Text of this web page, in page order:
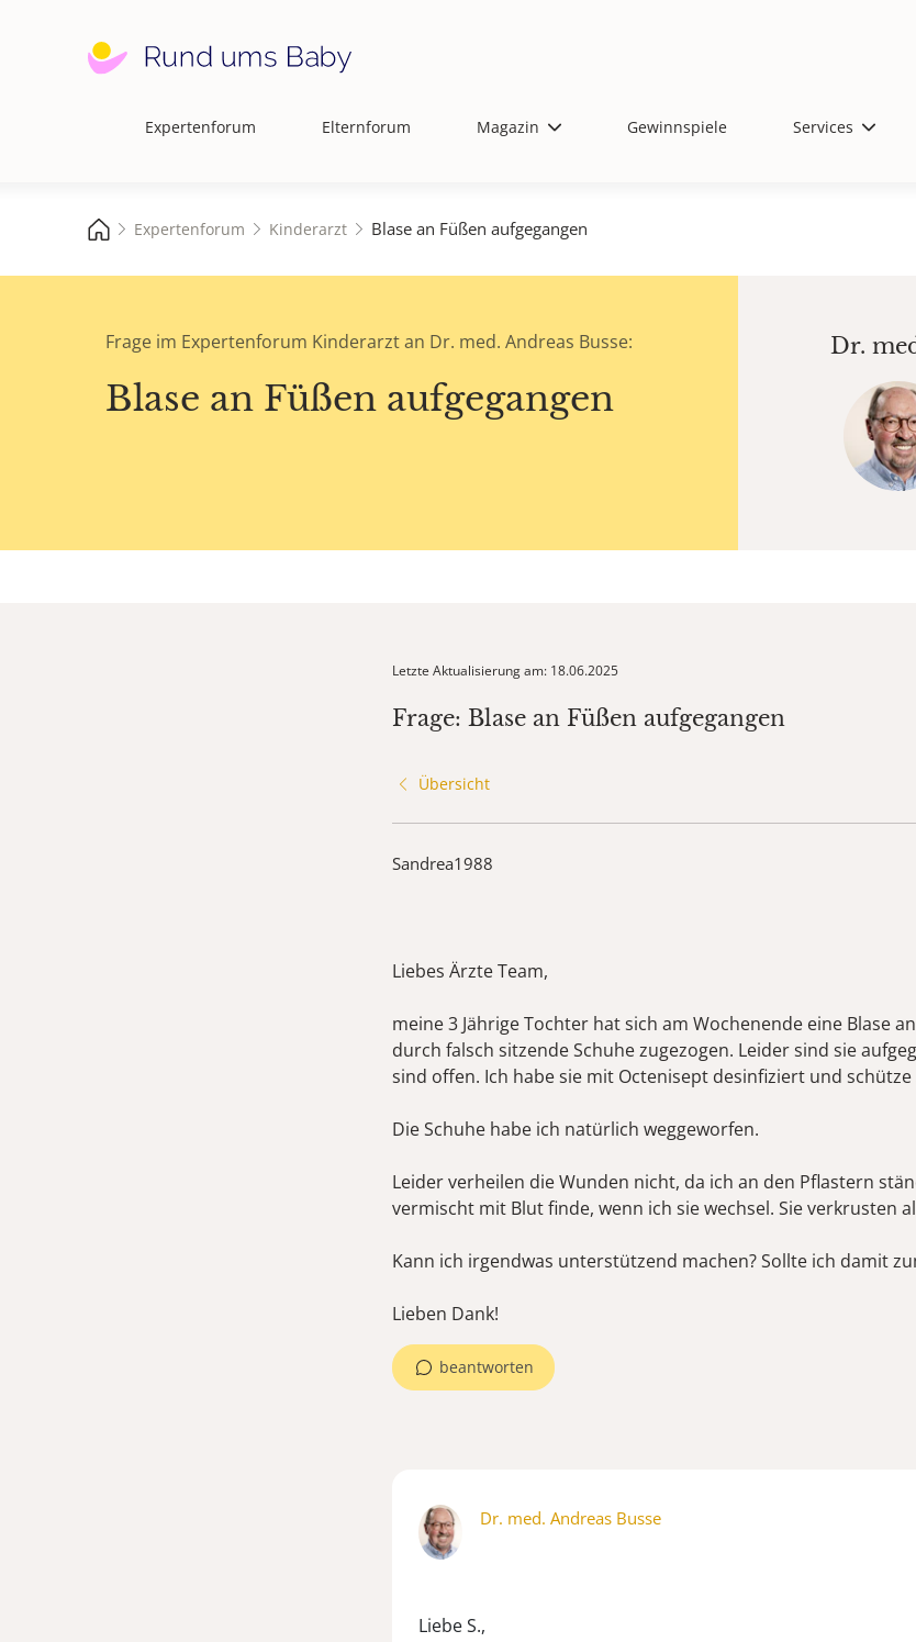
Hauptnavigation
Expertenforum Elternforum Magazin Gewinnspiele Services
Expertenforum Kinderarzt Blase an Füßen aufgegangen
Frage im Expertenforum Kinderarzt an Dr. med. Andreas Busse:
Blase an Füßen aufgegangen
Dr.
Letzte Aktualisierung am: 18.06.2025
Frage: Blase an Füßen aufgegangen
Übersicht
Sandrea1988
Liebes Ärzte Team,
meine 3 Jährige Tochter hat sich am Wochenende eine Blase
durch falsch sitzende Schuhe zugezogen. Leider sind sie
sind offen. Ich habe sie mit Octenisept desinfiziert und
Die Schuhe habe ich natürlich weggeworfen.
Leider verheilen die Wunden nicht, da ich an den Pflastern
vermischt mit Blut finde, wenn ich sie wechsel. Sie verkrusten
Kann ich irgendwas unterstützend machen? Sollte ich damit
beantworten
Dr. med. Andreas Busse
Liebe S.,